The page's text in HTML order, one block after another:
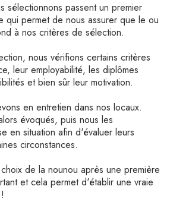
sélectionnons passent un premier
qui permet de nous assurer que le ou
à nos critères de sélection.
nous vérifions certains critères
leur employabilité, les diplômes
et bien sûr leur motivation.
en entretien dans nos locaux.
évoqués, puis nous les
en situation afin d'évaluer leurs
circonstances.
de la nounou après une première
et cela permet d'établir une vraie